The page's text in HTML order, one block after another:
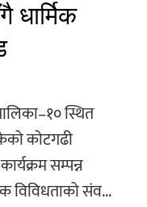
धार्मिक
स्थित
कोटगढी
सम्पन्न
विविधताको संव...